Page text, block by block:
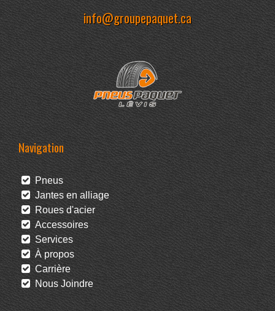
info@groupepaquet.ca
Navigation
Pneus
Jantes en alliage
Roues d'acier
Accessoires
Services
À propos
Carrière
Nous Joindre